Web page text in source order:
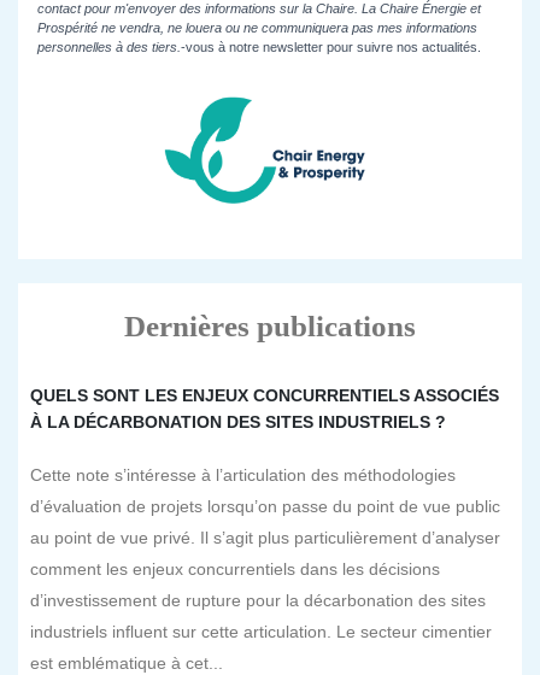
contact pour m'envoyer des informations sur la Chaire. La Chaire Énergie et
Prospérité ne vendra, ne louera ou ne communiquera pas mes informations
personnelles à des tiers. -vous à notre newsletter pour suivre nos actualités.
Dernières publications
QUELS SONT LES ENJEUX CONCURRENTIELS ASSOCIÉS
À LA DÉCARBONATION DES SITES INDUSTRIELS ?
Cette note s’intéresse à l’articulation des méthodologies
d’évaluation de projets lorsqu’on passe du point de vue public
au point de vue privé. Il s’agit plus particulièrement d’analyser
comment les enjeux concurrentiels dans les décisions
d’investissement de rupture pour la décarbonation des sites
industriels influent sur cette articulation. Le secteur cimentier
est emblématique à cet...